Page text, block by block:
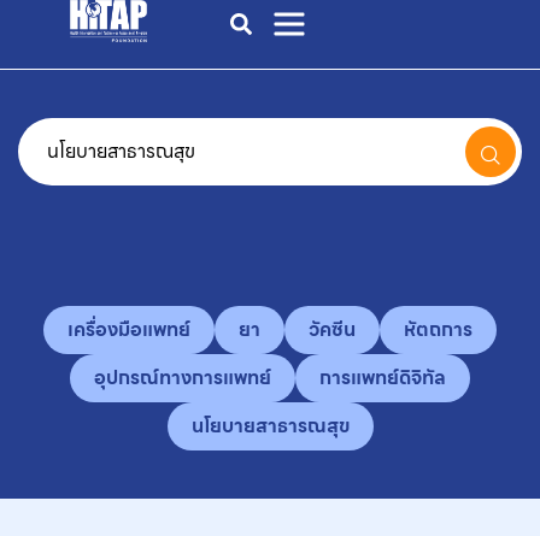
เครื่องมือแพทย์ ยา วัคซีน
หัตถการ
อุปกรณ์ทางการแพทย์
การแพทย์ดิจิทัล
นโยบายสาธารณสุข